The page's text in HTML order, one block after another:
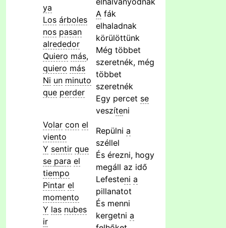
ya
Los árboles
nos pasan
alrededor
Quiero más,
quiero más
Ni un minuto
que perder
A fák
elhaladnak
körülöttünk
Még többet
szeretnék, még
többet
szeretnék
Egy percet se
veszíteni
Volar con el
viento
Y sentir que
se para el
tiempo
Pintar el
momento
Y las nubes
ir
Repülni a
széllel
És érezni, hogy
megáll az idő
Lefesteni a
pillanatot
És menni
kergetni a